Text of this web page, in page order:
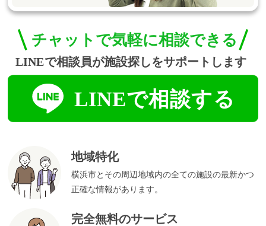
地域特化
横浜市とその周辺地域内の全ての施設の最新かつ
正確な情報があります。
完全無料のサービス